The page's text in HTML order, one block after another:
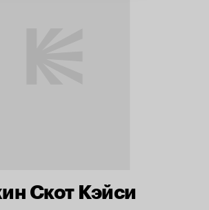
Скот Кэйси